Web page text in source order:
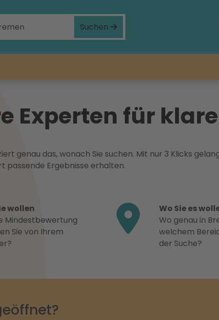
Suchen
Experten für
genau das, wonach Sie suchen. Mit nur 3 Klicks
passende Ergebnisse erhalten.
wollen
Mindestbewertung
Sie von Ihrem
Wo Sie es
Wo genau in
welchem
der Suche?